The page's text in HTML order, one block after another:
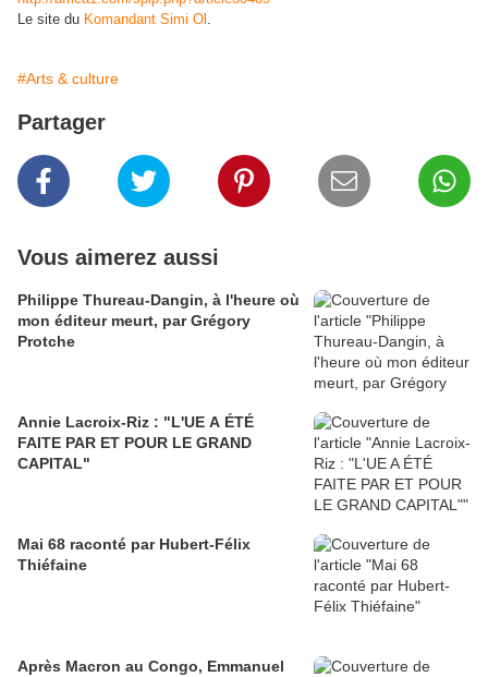
Le site du Komandant Simi Ol .
#Arts & culture
Partager
Vous aimerez aussi
Philippe Thureau-Dangin, à l'heure où
mon éditeur meurt, par Grégory
Protche
Annie Lacroix-Riz : "L'UE A ÉTÉ
FAITE PAR ET POUR LE GRAND
CAPITAL"
Mai 68 raconté par Hubert-Félix
Thiéfaine
Après Macron au Congo, Emmanuel